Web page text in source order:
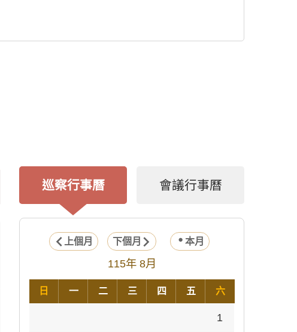
巡察行事曆 會議行事曆
上個月 下個月 本月
115年 8月
日 一 二 三 四 五 六
1